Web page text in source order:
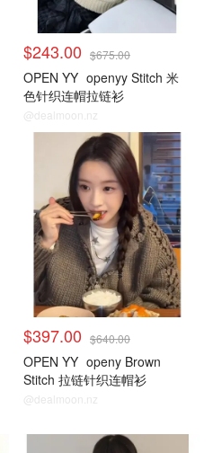
$243.00 $675.00
OPEN YY openyy Stitch 米
色针织连帽拉链衫
@dealmoon.nz
$397.00 $640.00
OPEN YY openy Brown
Stitch 拉链针织连帽衫
@dealmoon.nz